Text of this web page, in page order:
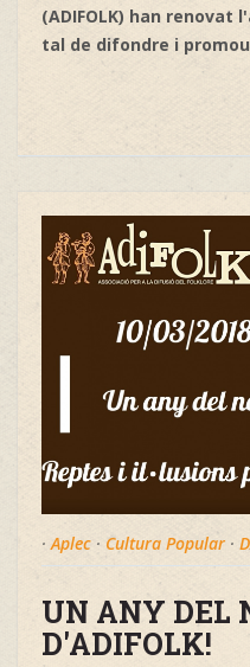
(ADIFOLK) han renovat
tal de difondre i
·Aplec · Cultura Popular ·
UN ANY DEL
D'ADIFOLK!